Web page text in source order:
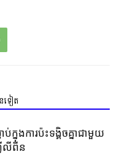
ទៀត
ក្នុងការប៉ះទង្គិចគ្នាជាមួយ
លីពីន